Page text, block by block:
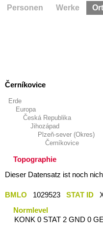
Černíkovice
Erde
Europa
Česká Republika
Jihozápad
Plzeň-sever (Okres)
Černíkovice
Topographie
Dieser Datensatz ist noch
BMLO 1029523 STAT ID
Normlevel
KONK 0 STAT 2 GND 0
Personen Werke